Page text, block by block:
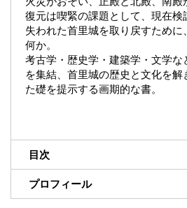
復元は喫緊の課題として、現在検
失われた首里城を取り戻すため
何か。
考古学・歴史学・建築学・文学
を集結、首里城の歴史と文化を
た礎を提示する画期的な書。
目次
プロフィール